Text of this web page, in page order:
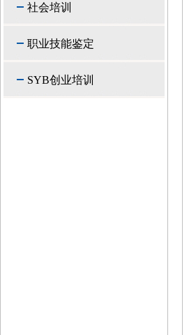
社会培训
职业技能鉴定
SYB创业培训